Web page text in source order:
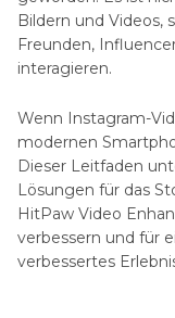
Bildern und Videos,
Freunden,
interagieren.
Wenn Instagram-
modernen
Dieser Leitfaden
Lösungen für das
HitPaw Video
verbessern und für
verbessertes